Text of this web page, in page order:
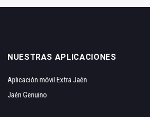
NUESTRAS APLICACIONES
Aplicación móvil Extra Jaén
Jaén Genuino